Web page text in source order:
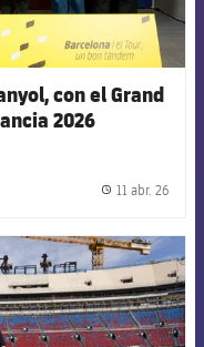
con el Grand
2026
11 abr. 26
badge